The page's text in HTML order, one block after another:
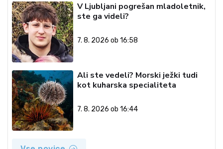
V Ljubljani pogrešan mladoletnik,
ste ga videli?
7. 8. 2026 ob 16:58
Ali ste vedeli? Morski ježki tudi
kot kuharska specialiteta
7. 8. 2026 ob 16:44